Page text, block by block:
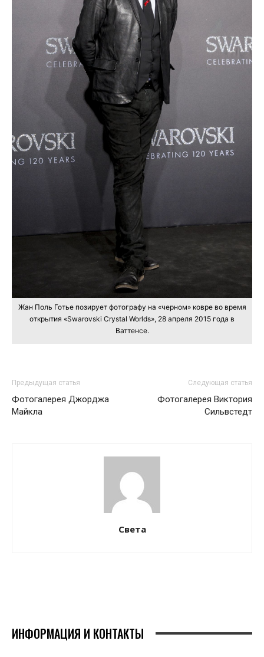
Жан Поль Готье позирует фотографу на «черном» ковре во время
открытия «Swarovski Crystal Worlds», 28 апреля 2015 года в
Ваттенсе.
Предыдущая статья
Фотогалерея Джорджа
Майкла
Следующая статья
Фотогалерея Виктория
Сильвстедт
Света
ИНФОРМАЦИЯ И КОНТАКТЫ